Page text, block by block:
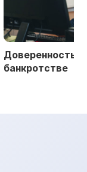
Доверенность
банкротстве